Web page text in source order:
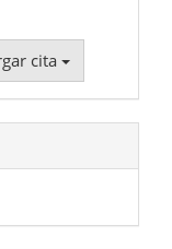
cita